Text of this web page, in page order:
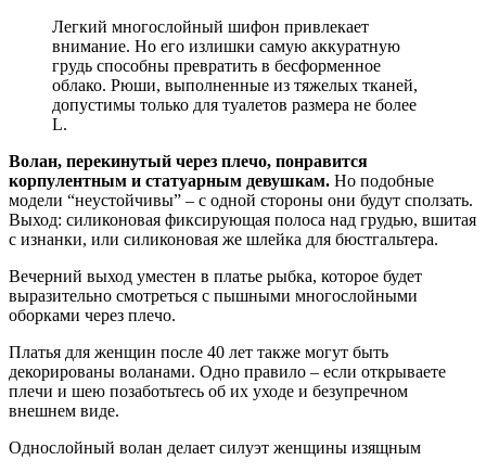
Легкий многослойный шифон привлекает
внимание. Но его излишки самую аккуратную
грудь способны превратить в бесформенное
облако. Рюши, выполненные из тяжелых тканей,
допустимы только для туалетов размера не более
L.
Волан, перекинутый через плечо, понравится
корпулентным и статуарным девушкам. Но подобные
модели “неустойчивы” – с одной стороны они будут сползать.
Выход: силиконовая фиксирующая полоса над грудью, вшитая
с изнанки, или силиконовая же шлейка для бюстгальтера.
Вечерний выход уместен в платье рыбка, которое будет
выразительно смотреться с пышными многослойными
оборками через плечо.
Платья для женщин после 40 лет также могут быть
декорированы воланами. Одно правило – если открываете
плечи и шею позаботьтесь об их уходе и безупречном
внешнем виде.
Однослойный волан делает силуэт женщины изящным